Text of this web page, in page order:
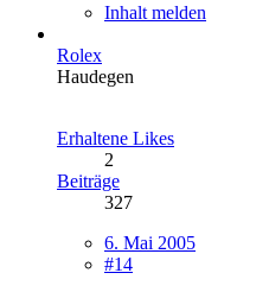
Inhalt melden
Rolex
Haudegen
Erhaltene Likes
2
Beiträge
327
6. Mai 2005
#14